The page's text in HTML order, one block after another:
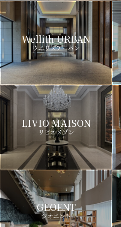
Wellith URBAN
ウエリスアーバン
LIVIO MAISON
リビオメゾン
GEOENT
ジオエント